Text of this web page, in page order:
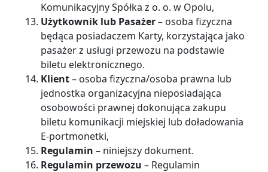
Komunikacyjny Spółka z o. o. w Opolu,
Użytkownik lub Pasażer– osoba fizyczna
będąca posiadaczem Karty, korzystająca jako
pasażer z usługi przewozu na podstawie
biletu elektronicznego.
Klient– osoba fizyczna/osoba prawna lub
jednostka organizacyjna nieposiadająca
osobowości prawnej dokonująca zakupu
biletu komunikacji miejskiej lub doładowania
E-portmonetki,
Regulamin – niniejszy dokument.
Regulamin przewozu – Regulamin